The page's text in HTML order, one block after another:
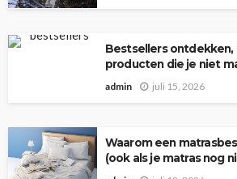
Bestsellers ontdekken,
producten die je niet
admin juli 15, 2026
Waarom een
(ook als je matras nog